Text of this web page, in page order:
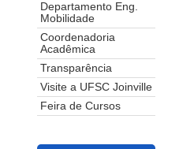
Departamento Eng.
Mobilidade
Coordenadoria
Acadêmica
Transparência
Visite a UFSC Joinville
Feira de Cursos